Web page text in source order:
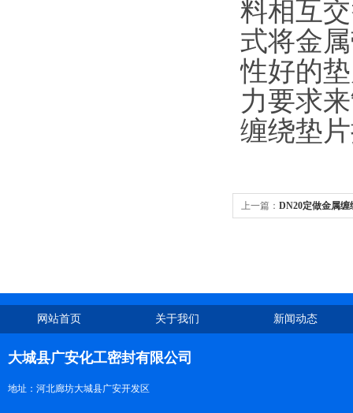
料相互
式将金
性好的
力要求
缠绕垫
上一篇： DN20定做金属缠
网站首页 关于我们 新闻动态
大城县广安化工密封有限公司
地址：河北廊坊大城县广安开发区